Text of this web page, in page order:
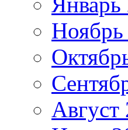
Ноябрь
Август